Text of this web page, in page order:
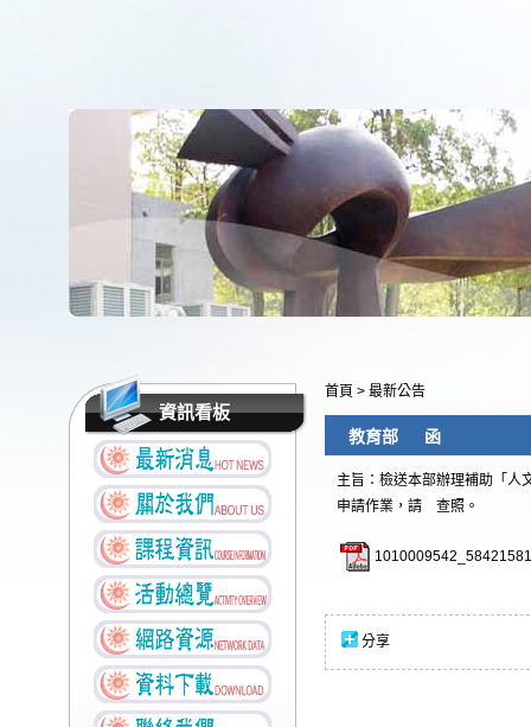
資訊看板
首頁 > 最新公告
教育部 函
主旨：檢送本部辦理補助「人
申請作業，請 查照。
分享